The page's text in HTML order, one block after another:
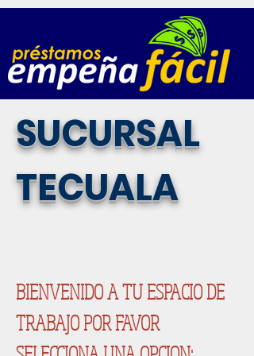
SUCURSAL
TECUALA
BIENVENIDO A TU ESPACIO DE
TRABAJO POR FAVOR